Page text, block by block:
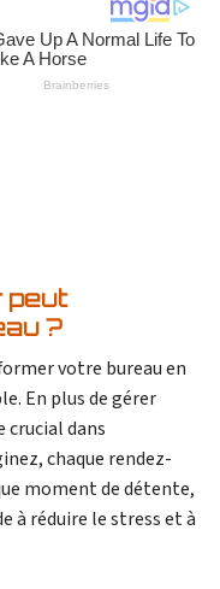
peut
?
votre bureau en
En plus de gérer
dans
chaque rendez-
moment de détente,
à réduire le stress et à